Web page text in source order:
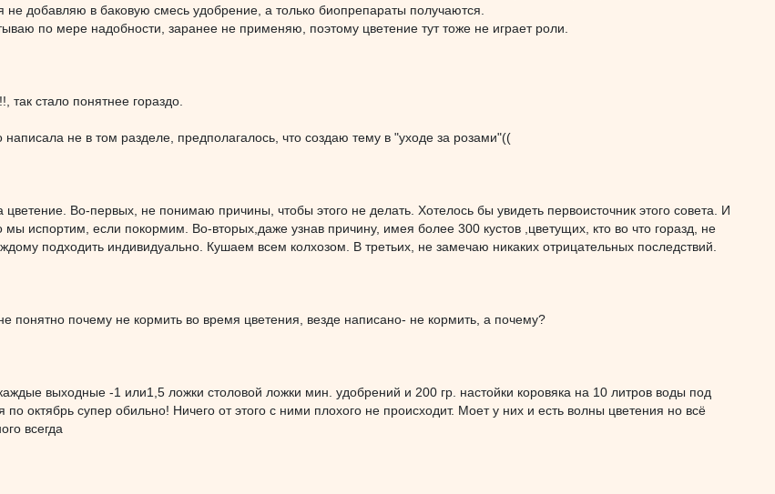
не добавляю в баковую смесь удобрение, а только биопрепараты получаются.
по мере надобности, заранее не применяю, поэтому цветение тут тоже не играет роли.
так стало понятнее гораздо.
не в том разделе, предполагалось, что создаю тему в "уходе за розами"((
Во-первых, не понимаю причины, чтобы этого не делать. Хотелось бы увидеть первоисточник этого совета. И
мы испортим, если покормим. Во-вторых,даже узнав причину, имея более 300 кустов ,цветущих, кто во что горазд, не
подходить индивидуально. Кушаем всем колхозом. В третьих, не замечаю никаких отрицательных последствий.
понятно почему не кормить во время цветения, везде написано- не кормить, а почему?
выходные -1 или1,5 ложки столовой ложки мин. удобрений и 200 гр. настойки коровяка на 10 литров воды под
по октябрь супер обильно! Ничего от этого с ними плохого не происходит. Моет у них и есть волны цветения но всё
всегда